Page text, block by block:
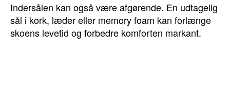
Indersålen kan også være afgørende. En udtagelig
sål i kork, læder eller memory foam kan forlænge
skoens levetid og forbedre komforten markant.